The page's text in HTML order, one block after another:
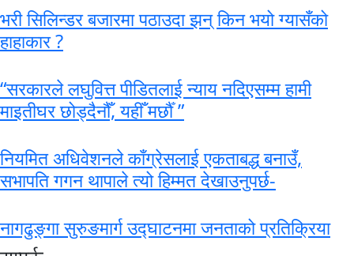
भरी सिलिन्डर बजारमा पठाउदा झन् किन भयो ग्यासँको
हाहाकार ?
“सरकारले लघुवित्त पीडितलाई न्याय नदिएसम्म हामी
माइतीघर छोड्दैनौँ, यहीँ मर्छौँ ”
नियमित अधिवेशनले काँग्रेसलाई एकताबद्ध बनाउँ,
सभापति गगन थापाले त्यो हिम्मत देखाउनुपर्छ-
नागढुङ्गा सुरुङमार्ग उद्घाटनमा जनताको प्रतिक्रिया